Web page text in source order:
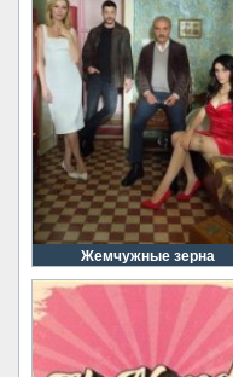
Жемчужные зерна